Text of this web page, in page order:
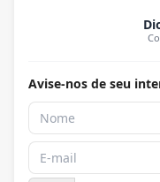
Avise-nos de seu